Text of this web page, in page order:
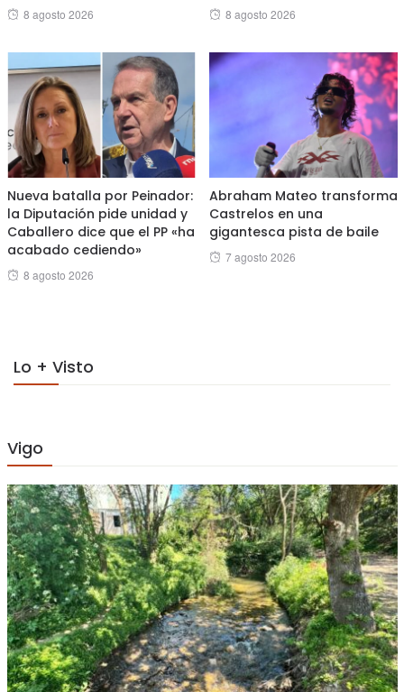
Posted
8 agosto 2026
Posted
8 agosto 2026
Nueva batalla por Peinador:
la Diputación pide unidad y
Caballero dice que el PP «ha
acabado cediendo»
Posted
8 agosto 2026
Abraham Mateo transforma
Castrelos en una
gigantesca pista de baile
Posted
7 agosto 2026
Lo + Visto
Vigo